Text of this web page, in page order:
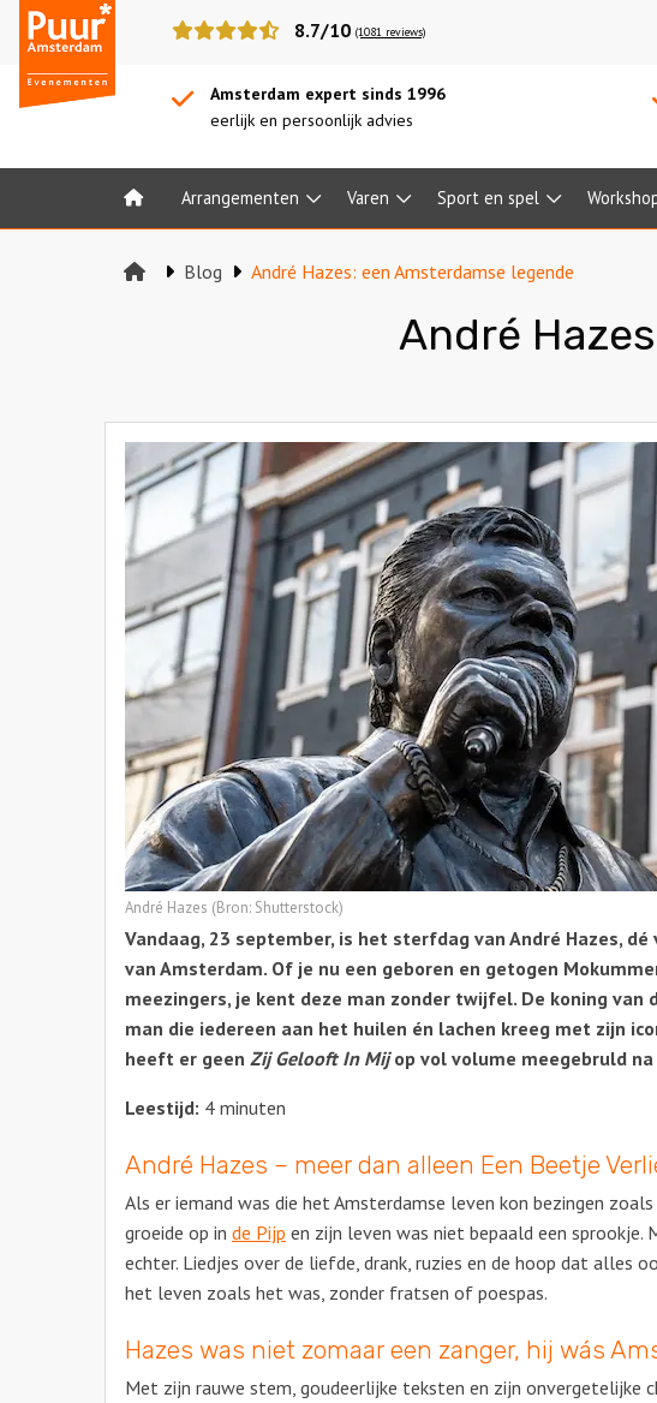
Puur*
Amsterdam
bedrijfsuitjes
8.7/10 (1081 reviews)
Amsterdam expert sinds 1996
eerlijk en persoonlijk advies
Home Arrangementen Varen Sport en spel
Blog André Hazes: een Amsterdamse legende
André
André Hazes (Bron: Shutterstock)
Vandaag, 23 september, is het sterfdag van André Hazes,
van Amsterdam. Of je nu een geboren en getogen
meezingers, je kent deze man zonder twijfel. De koning
man die iedereen aan het huilen én lachen kreeg met zijn
heeft er geen Zij Gelooft In Mijop vol volume meegebruld
Leestijd: 4 minuten
André Hazes – meer dan alleen Een Beetje
Als er iemand was die het Amsterdamse leven kon bezingen
groeide op in de Pijp en zijn leven was niet bepaald een
echter. Liedjes over de liefde, drank, ruzies en de hoop dat alles
het leven zoals het was, zonder fratsen of poespas.
Hazes was niet zomaar een zanger, hij wás
Met zijn rauwe stem, goudeerlijke teksten en zijn onvergetelijke